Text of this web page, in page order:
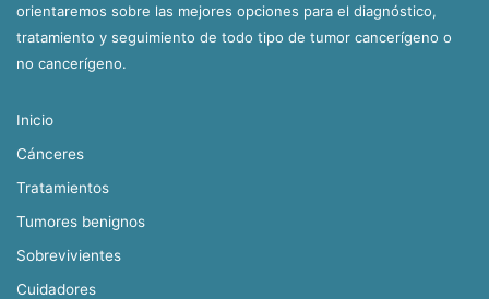
orientaremos sobre las mejores opciones para el diagnóstico,
tratamiento y seguimiento de todo tipo de tumor cancerígeno o
no cancerígeno.
Inicio
Cánceres
Tratamientos
Tumores benignos
Sobrevivientes
Cuidadores